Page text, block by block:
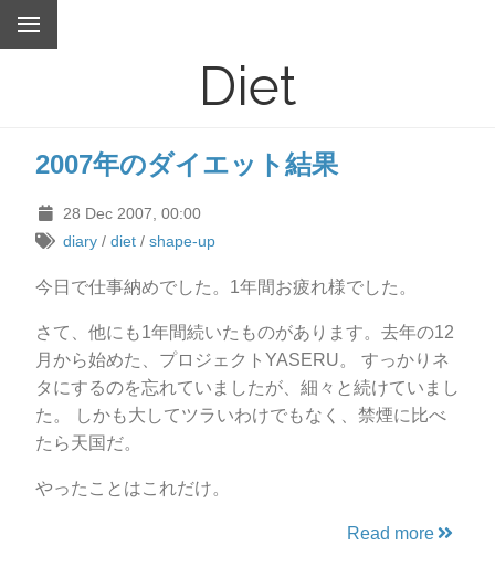
Diet
2007年のダイエット結果
28 Dec 2007, 00:00
diary/ diet/ shape-up
今日で仕事納めでした。1年間お疲れ様でした。
さて、他にも1年間続いたものがあります。去年の12
月から始めた、プロジェクトYASERU。 すっかりネ
タにするのを忘れていましたが、細々と続けていまし
た。 しかも大してツラいわけでもなく、禁煙に比べ
たら天国だ。
やったことはこれだけ。
Read more